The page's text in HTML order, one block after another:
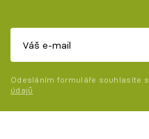
Odesláním formuláře souhlasíte s
údajů